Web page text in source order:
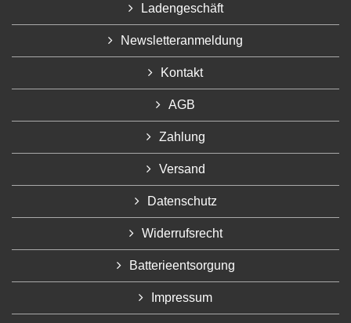
Ladengeschäft
Newsletteranmeldung
Kontakt
AGB
Zahlung
Versand
Datenschutz
Widerrufsrecht
Batterieentsorgung
Impressum